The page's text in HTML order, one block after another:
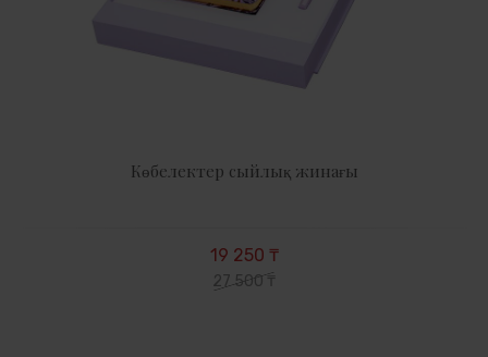
Көбелектер сыйлық жинағы
19 250 ₸
27 500 ₸